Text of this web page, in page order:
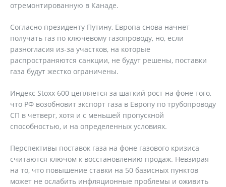
отремонтированную в Канаде.
Согласно президенту Путину, Европа снова начнет
получать газ по ключевому газопроводу, но, если
разногласия из-за участков, на которые
распространяются санкции, не будут решены, поставки
газа будут жестко ограничены.
Индекс Stoxx 600 цепляется за шаткий рост на фоне того,
что РФ возобновит экспорт газа в Европу по трубопроводу
СП в четверг, хотя и с меньшей пропускной
способностью, и на определенных условиях.
Перспективы поставок газа на фоне газового кризиса
считаются ключом к восстановлению продаж. Невзирая
на то, что повышение ставки на 50 базисных пунктов
может не ослабить инфляционные проблемы и оживить